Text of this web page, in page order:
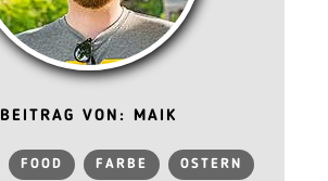
BEITRAG VON: MAIK
FOOD FARBE OSTERN